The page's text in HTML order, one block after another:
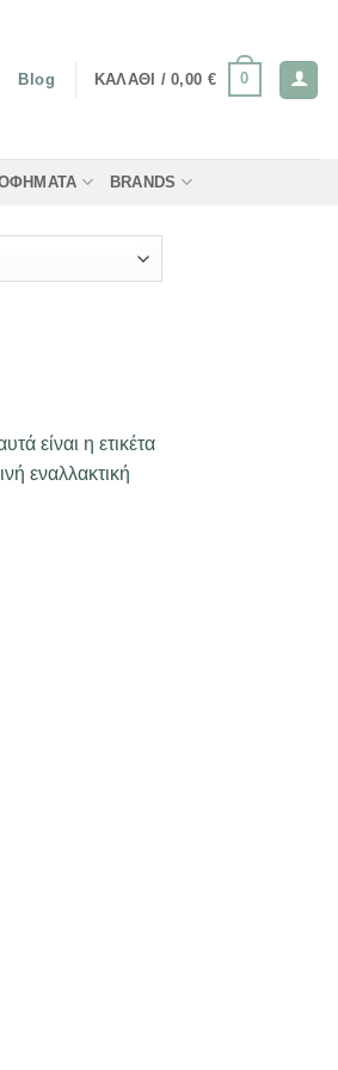
Blog ΚΑΛΆΘΙ /0,00 € 0
BRANDS
είναι η ετικέτα
εναλλακτική